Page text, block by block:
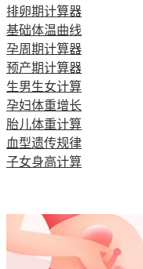
排卵期计算器
基础体温曲线
孕周期计算器
预产期计算器
生男生女计算
孕妇体重增长
胎儿体重计算
血型遗传规律
子女身高计算